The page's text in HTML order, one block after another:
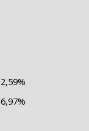
2,59%
6,97%